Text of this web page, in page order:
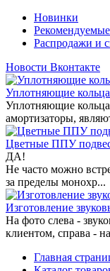
Новинки
Распродажи и
Новости Вконтакте
Уплотняющие
Уплотняющие
амортизаторы,
Цветные ППУ
ДА!
Не часто можно
за пределы монохр...
Изготовление
На фото слева -
клиентом, справа -
Главная